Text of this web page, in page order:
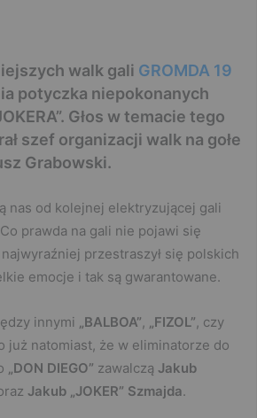
walk gali GROMDA 19
potyczka niepokonanych
Głos w temacie tego
szef organizacji walk na gołe
Grabowski.
nas od kolejnej elektryzującej gali
prawda na gali nie pojawi się
przestraszył się polskich
emocje i tak są gwarantowane.
innymi „BALBOA”, „FIZOL”, czy
już natomiast, że w eliminatorze do
„DON DIEGO” zawalczą Jakub
Jakub „JOKER” Szmajda.